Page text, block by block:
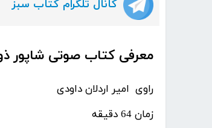
کانال تلگرام کتاب سبز
معرفی کتاب صوتی شاپور
راوی امیر اردلان داودی
زمان 64 دقیقه